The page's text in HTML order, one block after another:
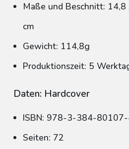
Maße und Beschnitt: 14,8
cm
Gewicht: 114,8g
Produktionszeit: 5
Daten: Hardcover
ISBN: 978-3-384-
Seiten: 72